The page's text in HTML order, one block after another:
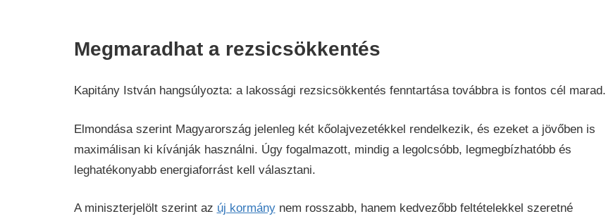
Megmaradhat a rezsicsökkentés
Kapitány István hangsúlyozta: a lakossági rezsicsökkentés fenntartása továbbra is fontos cél marad.
Elmondása szerint Magyarország jelenleg két kőolajvezetékkel rendelkezik, és ezeket a jövőben is
maximálisan ki kívánják használni. Úgy fogalmazott, mindig a legolcsóbb, legmegbízhatóbb és
leghatékonyabb energiaforrást kell választani.
A miniszterjelölt szerint az új kormánynem rosszabb, hanem kedvezőbb feltételekkel szeretné